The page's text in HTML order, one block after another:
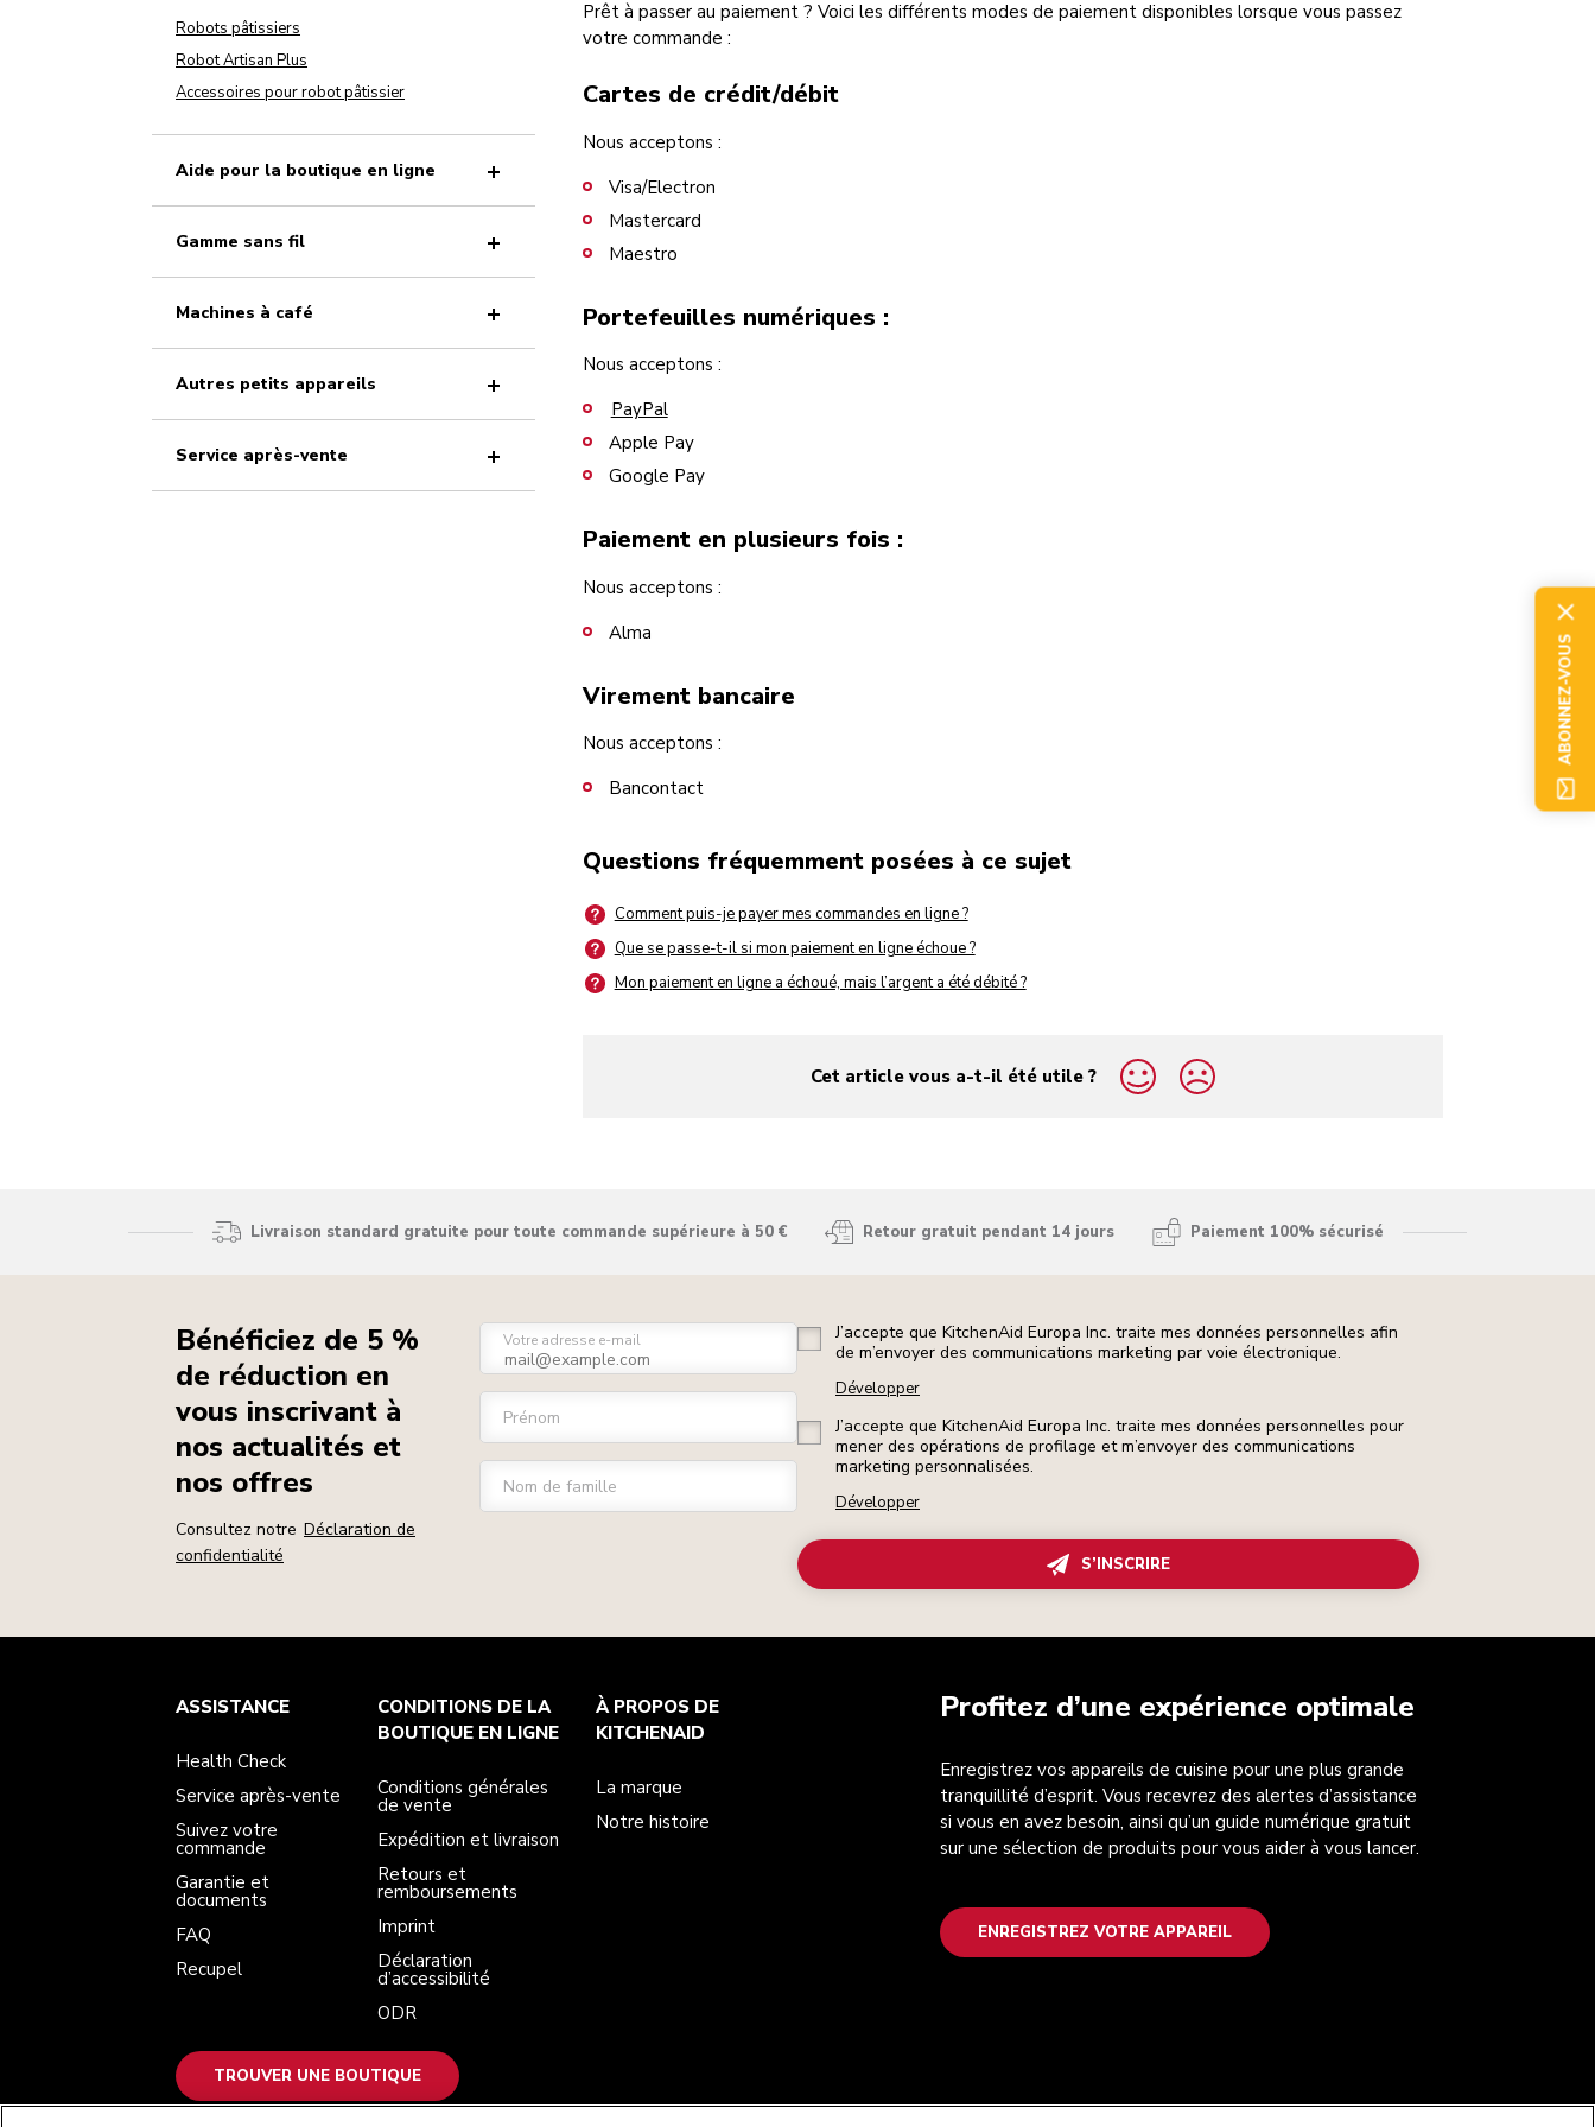
Prêt à passer au paiement ? Voici les différents modes de paiement disponibles lorsque vous passez
votre commande :
Cartes de crédit/débit
Nous acceptons :
Visa/Electron
Mastercard
Maestro
Portefeuilles numériques :
Nous acceptons :
PayPal
Apple Pay
Google Pay
Paiement en plusieurs fois :
Nous acceptons :
Alma
Virement bancaire
Nous acceptons :
Bancontact
Questions fréquemment posées à ce sujet
Comment puis-je payer mes commandes en ligne ?
Que se passe-t-il si mon paiement en ligne échoue ?
Mon paiement en ligne a échoué, mais l’argent a été débité ?
Cet article vous a-t-il été utile ?
yes
no
Robots pâtissiers
Robot Artisan Plus
Accessoires pour robot pâtissier
Aide pour la boutique en ligne
Gamme sans fil
Machines à café
Autres petits appareils
Service après-vente
Livraison standard gratuite pour toute commande supérieure à 50 € Retour gratuit pendant 14 jours Paiement 100% sécurisé
Bénéficiez de 5 %
de réduction en
vous inscrivant à
nos actualités et
nos offres
Consultez notre Déclaration de
confidentialité
Votre adresse e-mail
Prénom
Nom de famille
J’accepte que KitchenAid Europa Inc. traite mes données personnelles afin
de m’envoyer des communications marketing par voie électronique.
Développer
J’accepte que KitchenAid Europa Inc. traite mes données personnelles pour
mener des opérations de profilage et m’envoyer des communications
marketing personnalisées.
Développer
S’INSCRIRE
Profitez d’une expérience optimale
Enregistrez vos appareils de cuisine pour une plus grande
tranquillité d’esprit. Vous recevrez des alertes d’assistance
si vous en avez besoin, ainsi qu’un guide numérique gratuit
sur une sélection de produits pour vous aider à vous lancer.
ENREGISTREZ VOTRE APPAREIL
Health Check
Service après-vente
FAQ
Conditions générales de vente
Expédition et livraison
Déclaration d’accessibilité
La marque
Notre histoire
Trouver une boutique
ASSISTANCE
Health Check
Service après-vente
Suivez votre
commande
Garantie et
documents
FAQ
Recupel
CONDITIONS DE LA
BOUTIQUE EN LIGNE
Conditions générales
de vente
Expédition et livraison
Retours et
remboursements
Imprint
Déclaration
d’accessibilité
ODR
À PROPOS DE
KITCHENAID
La marque
Notre histoire
TROUVER UNE BOUTIQUE
ABONNEZ-VOUS